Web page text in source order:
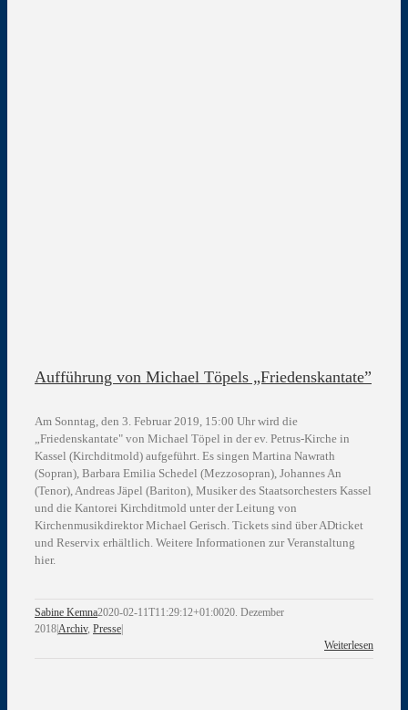
Aufführung von Michael Töpels „Friedenskantate”
Am Sonntag, den 3. Februar 2019, 15:00 Uhr wird die
„Friedenskantate" von Michael Töpel in der ev. Petrus-Kirche in
Kassel (Kirchditmold) aufgeführt. Es singen Martina Nawrath
(Sopran), Barbara Emilia Schedel (Mezzosopran), Johannes An
(Tenor), Andreas Jäpel (Bariton), Musiker des Staatsorchesters Kassel
und die Kantorei Kirchditmold unter der Leitung von
Kirchenmusikdirektor Michael Gerisch. Tickets sind über ADticket
und Reservix erhältlich. Weitere Informationen zur Veranstaltung
hier.
Sabine Kemna2020-02-11T11:29:12+01:0020. Dezember
2018Archiv, Presse
Weiterlesen